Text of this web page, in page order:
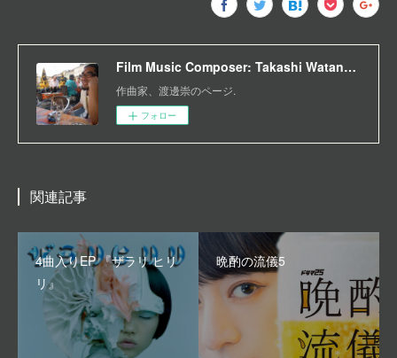
Film Music Composer: Takashi Watanabe
作曲家、渡邊崇のページ.
フォロー
関連記事
4曲入りEP 『ザラリ ヒリ
リ』
晩酌の流儀5